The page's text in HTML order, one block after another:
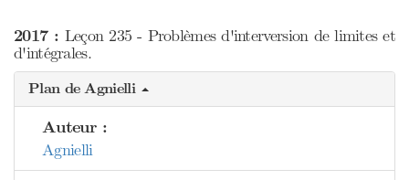
2017 : Leçon 235 - Problèmes d'interversion de limites et
d'intégrales.
Plan de Agnielli
Auteur :
Agnielli